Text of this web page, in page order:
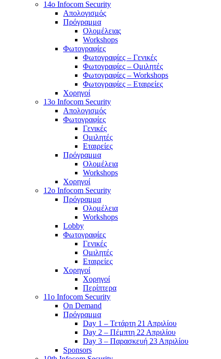
14o Infocom Security
Απολογισμός
Πρόγραμμα
Ολομέλειας
Workshops
Φωτογραφίες
Φωτογραφίες – Γενικές
Φωτογραφίες – Ομιλητές
Φωτογραφίες – Workshops
Φωτογραφίες – Εταιρείες
Χορηγοί
13o Infocom Security
Απολογισμός
Φωτογραφίες
Γενικές
Ομιλητές
Εταιρείες
Πρόγραμμα
Ολομέλεια
Workshops
Χορηγοί
12o Infocom Security
Πρόγραμμα
Ολομέλεια
Workshops
Lobby
Φωτογραφίες
Γενικές
Ομιλητές
Εταιρείες
Χορηγοί
Χορηγοί
Περίπτερα
11o Infocom Security
On Demand
Πρόγραμμα
Day 1 – Τετάρτη 21 Απριλίου
Day 2 – Πέμπτη 22 Απριλίου
Day 3 – Παρασκευή 23 Απριλίου
Sponsors